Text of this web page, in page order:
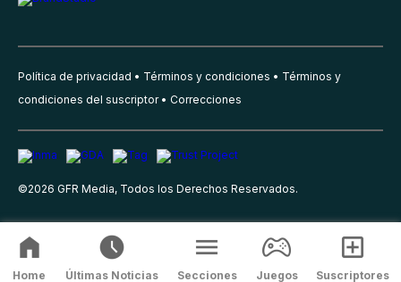
Política de privacidad Términos y condiciones
Términos y
condiciones del suscriptor
Correcciones
©2026 GFR Media, Todos los Derechos Reservados.
Home Últimas Noticias Secciones Juegos Suscriptores